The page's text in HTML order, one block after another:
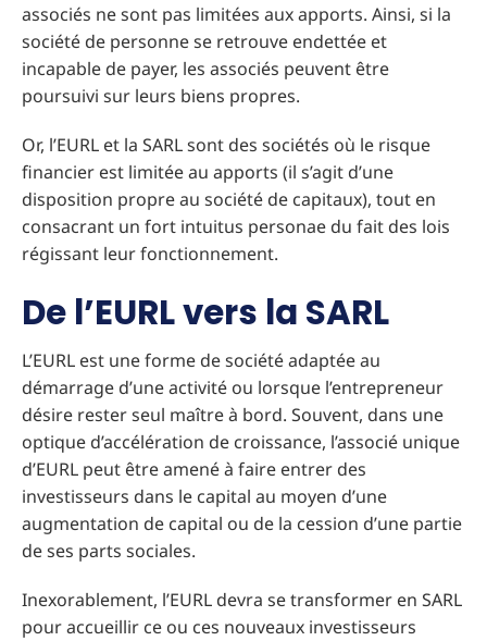
associés ne sont pas limitées aux apports. Ainsi, si la
société de personne se retrouve endettée et
incapable de payer, les associés peuvent être
poursuivi sur leurs biens propres.
Or, l’EURL et la SARL sont des sociétés où le risque
financier est limitée au apports (il s’agit d’une
disposition propre au société de capitaux), tout en
consacrant un fort intuitus personae du fait des lois
régissant leur fonctionnement.
De l’EURL vers la SARL
L’EURL est une forme de société adaptée au
démarrage d’une activité ou lorsque l’entrepreneur
désire rester seul maître à bord. Souvent, dans une
optique d’accélération de croissance, l’associé unique
d’EURL peut être amené à faire entrer des
investisseurs dans le capital au moyen d’une
augmentation de capital ou de la cession d’une partie
de ses parts sociales.
Inexorablement, l’EURL devra se transformer en SARL
pour accueillir ce ou ces nouveaux investisseurs